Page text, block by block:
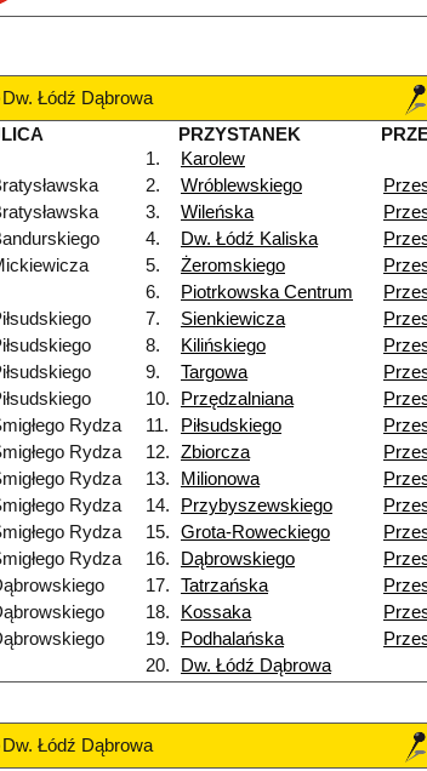
Dw. Łódź Dąbrowa
PRZYSTANEK
1.
Karolew
2. Wróblewskiego
3. Wileńska
4. Dw. Łódź Kaliska
5. Żeromskiego
6.
Piotrkowska Centrum
7. Sienkiewicza
8. Kilińskiego
9. Targowa
10. Przędzalniana
Rydza
11. Piłsudskiego
Rydza
12. Zbiorcza
Rydza
13. Milionowa
Rydza
14. Przybyszewskiego
Rydza
15. Grota-Roweckiego
Rydza
16. Dąbrowskiego
17. Tatrzańska
18. Kossaka
19. Podhalańska
20.
Dw. Łódź Dąbrowa
Dw. Łódź Dąbrowa